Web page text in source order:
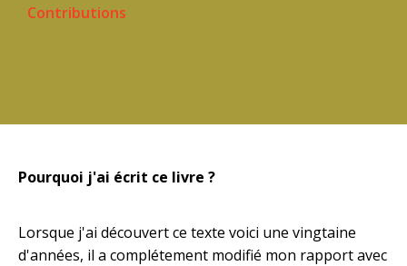
Contributions
Pourquoi j'ai écrit ce livre ?
Lorsque j'ai découvert ce texte voici une vingtaine
d'années, il a complétement modifié mon rapport avec